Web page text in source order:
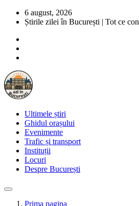
6 august, 2026
Știrile zilei în București | Tot ce
Ultimele știri
Ghidul orașului
Evenimente
Trafic și transport
Instituții
Locuri
Despre București
Prima pagina